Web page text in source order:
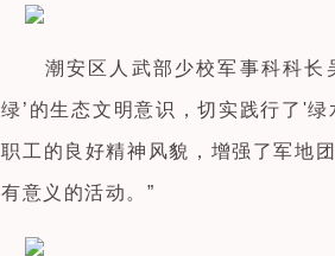
潮安区人武部少校军事科科长
绿’的生态文明意识，切实践行了'
职工的良好精神风貌，增强了军地
有意义的活动。”